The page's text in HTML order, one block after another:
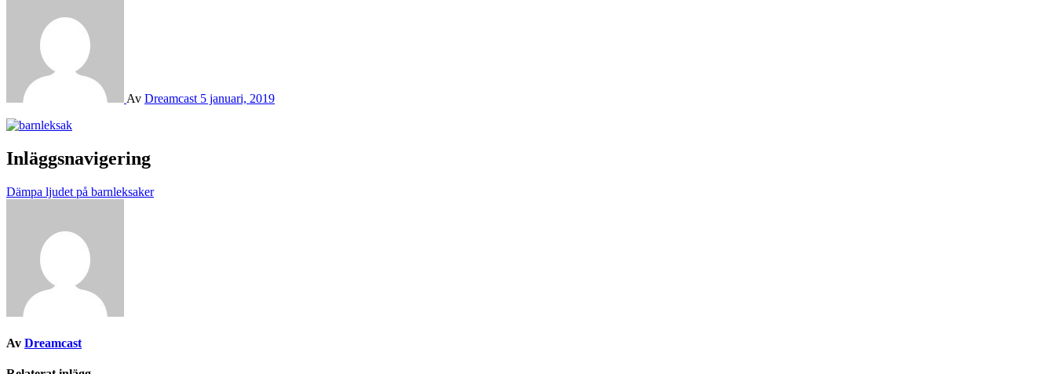
Av Dreamcast 5 januari, 2019
Inläggsnavigering
Dämpa ljudet på barnleksaker
Av Dreamcast